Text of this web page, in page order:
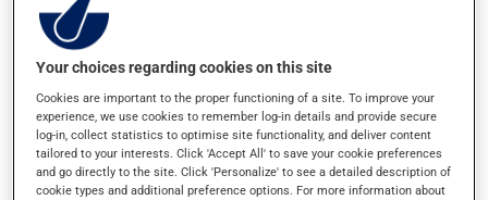
(nausées ou irritation), la prise avec de la nourriture
pourrait vous aider à les soulager.
Effets indésirables
En plus de ses effets recherchés, ce produit peut à
l'occasion entraîner certains effets indésirables (effets
secondaires), notamment :
Your choices regarding cookies on this site
Cookies are important to the proper functioning of a site. To improve your
experience, we use cookies to remember log-in details and provide secure
log-in, collect statistics to optimise site functionality, and deliver content
tailored to your interests. Click 'Accept All' to save your cookie preferences
and go directly to the site. Click 'Personalize' to see a detailed description of
cookie types and additional preference options. For more information about